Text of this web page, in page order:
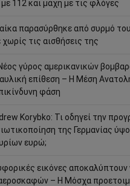
112 και μάχη με τις φλόγες
παρασύρθηκε από συρμό
τις αισθήσεις της
γύρος αμερικανικών
επίθεση – Η Μέση
φάση
Korybko: Τι οδηγεί την
της Γερμανίας
ευρώ;
εικόνες
– Η Μόσχα